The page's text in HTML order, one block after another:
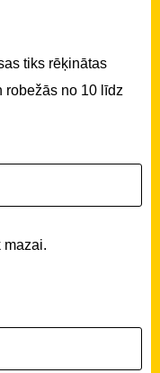
tiks rēķinātas
robežās no 10 līdz
mazai.